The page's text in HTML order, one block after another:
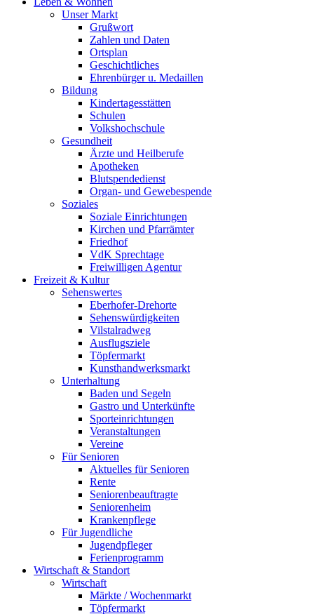
Unser Markt
Grußwort
Zahlen und Daten
Ortsplan
Geschichtliches
Ehrenbürger u. Medaillen
Bildung
Kindertagesstätten
Schulen
Volkshochschule
Gesundheit
Ärzte und Heilberufe
Apotheken
Blutspendedienst
Organ- und Gewebespende
Soziales
Soziale Einrichtungen
Kirchen und Pfarrämter
Friedhof
VdK Sprechtage
Freiwilligen Agentur
Freizeit & Kultur
Sehenswertes
Eberhofer-Drehorte
Sehenswürdigkeiten
Vilstalradweg
Ausflugsziele
Töpfermarkt
Kunsthandwerksmarkt
Unterhaltung
Baden und Segeln
Gastro und Unterkünfte
Sporteinrichtungen
Veranstaltungen
Vereine
Für Senioren
Aktuelles für Senioren
Rente
Seniorenbeauftragte
Seniorenheim
Krankenpflege
Für Jugendliche
Jugendpfleger
Ferienprogramm
Wirtschaft & Standort
Wirtschaft
Märkte / Wochenmarkt
Töpfermarkt